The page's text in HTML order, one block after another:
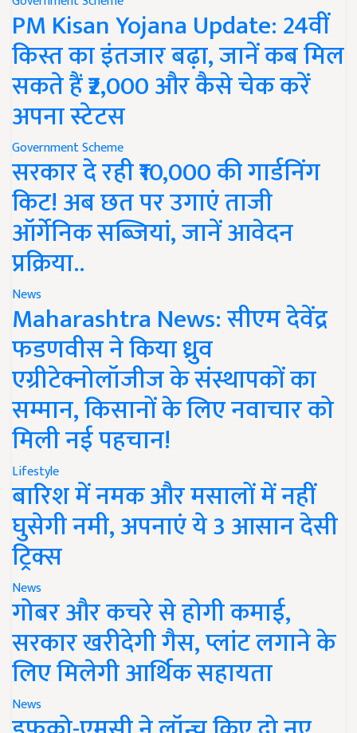
PM Kisan Yojana Update: 24वीं
किस्त का इंतजार बढ़ा, जानें कब मिल
सकते हैं ₹2,000 और कैसे चेक करें
अपना स्टेटस
Government Scheme
सरकार दे रही ₹10,000 की गार्डनिंग
किट! अब छत पर उगाएं ताजी
ऑर्गेनिक सब्जियां, जानें आवेदन
प्रक्रिया..
News
Maharashtra News: सीएम देवेंद्र
फडणवीस ने किया ध्रुव
एग्रीटेक्नोलॉजीज के संस्थापकों का
सम्मान, किसानों के लिए नवाचार को
मिली नई पहचान!
Lifestyle
बारिश में नमक और मसालों में नहीं
घुसेगी नमी, अपनाएं ये 3 आसान देसी
ट्रिक्स
News
गोबर और कचरे से होगी कमाई,
सरकार खरीदेगी गैस, प्लांट लगाने के
लिए मिलेगी आर्थिक सहायता
News